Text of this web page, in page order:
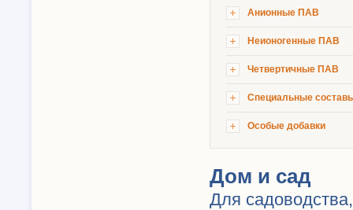
Анионные ПАВ
Неионогенные ПАВ
Четвертичные ПАВ
Специальные
Особые добавки
Дом и сад
Для